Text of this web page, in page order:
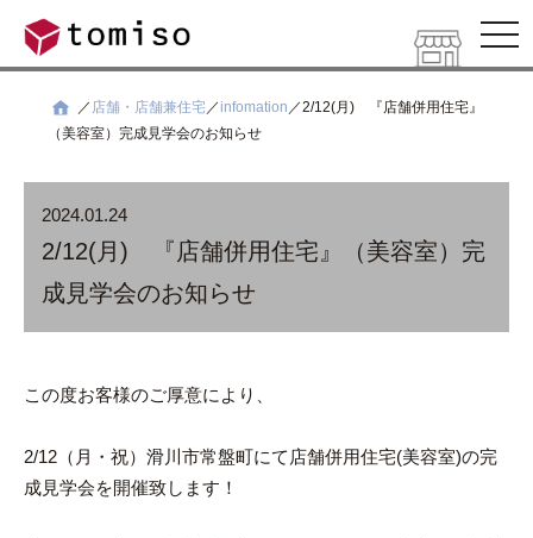
ナ
ビ
ゲ
店舗・店舗兼住宅 infomation
2/12(月) 『店舗併用住宅』
（美容室）完成見学会のお知らせ
2024.01.24
2/12(月) 『店舗併用住宅』（美容室）完
成見学会のお知らせ
この度お客様のご厚意により、
2/12（月・祝）滑川市常盤町にて店舗併用住宅(美容室)の完
成見学会を開催致します！